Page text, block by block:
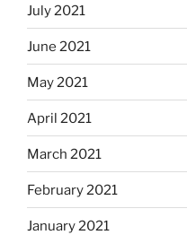
July 2021
June 2021
May 2021
April 2021
March 2021
February 2021
January 2021